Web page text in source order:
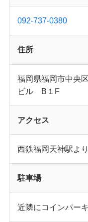
092-737-0380
住所
福岡県福岡市中央
ビル B１F
アクセス
西鉄福岡天神駅よ
駐車場
近隣にコインパー